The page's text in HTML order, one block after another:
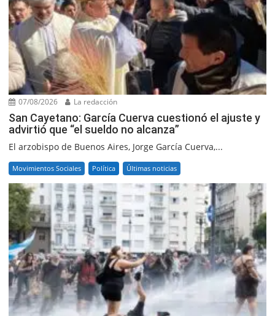
07/08/2026 La redacción
San Cayetano: García Cuerva cuestionó el ajuste y
advirtió que “el sueldo no alcanza”
El arzobispo de Buenos Aires, Jorge García Cuerva,...
Movimientos Sociales Política Últimas noticias